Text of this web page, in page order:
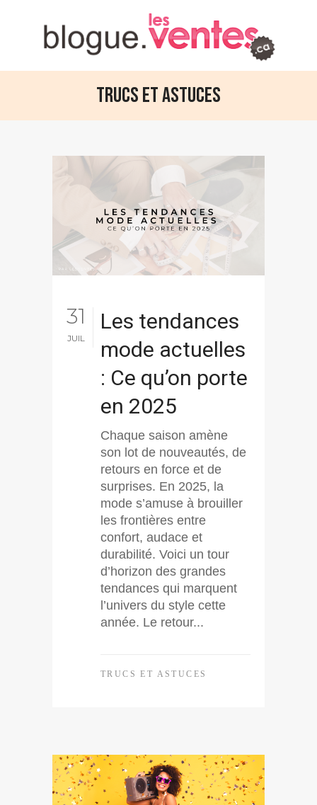
Trucs et astuces
31
JUIL
Les tendances
mode actuelles
: Ce qu’on porte
en 2025
Chaque saison amène
son lot de nouveautés, de
retours en force et de
surprises. En 2025, la
mode s’amuse à brouiller
les frontières entre
confort, audace et
durabilité. Voici un tour
d’horizon des grandes
tendances qui marquent
l’univers du style cette
année. Le retour...
TRUCS ET ASTUCES